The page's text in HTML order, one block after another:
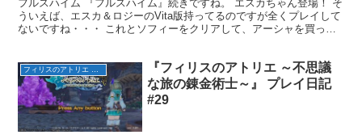
フルスハイム 『フルスハイム』続きですね。 エスカちゃん登場！ そ
ういえば、エスカ＆ロジーのVita版持ってるのですが全くプレイして
ないですね・・・ これとソフィーをクリアして、アーシャを買って
フィリスのアトリエ ～不思議な旅の錬金術士～
『フィリスのアトリエ ～不思議
な旅の錬金術士～』 プレイ日記
#29